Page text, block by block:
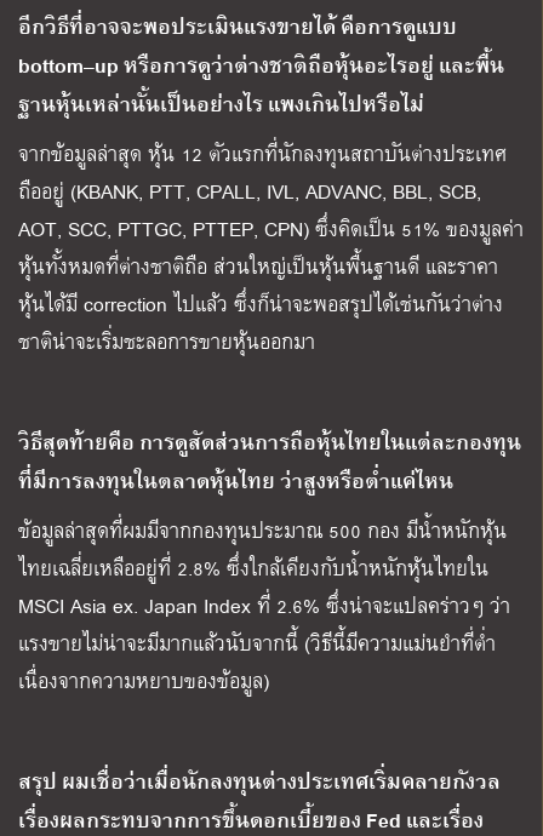
อีกวิธีที่อาจจะพอประเมินแรงขายได้ คือการดูแบบ
bottom–up หรือการดูว่าต่างชาติถือหุ้นอะไรอยู่ และพื้น
ฐานหุ้นเหล่านั้นเป็นอย่างไร แพงเกินไปหรือไม่
จากข้อมูลล่าสุด หุ้น 12 ตัวแรกที่นักลงทุนสถาบันต่างประเทศ
ถืออยู่ (KBANK, PTT, CPALL, IVL, ADVANC, BBL, SCB,
AOT, SCC, PTTGC, PTTEP, CPN) ซึ่งคิดเป็น 51% ของมูลค่า
หุ้นทั้งหมดที่ต่างชาติถือ ส่วนใหญ่เป็นหุ้นพื้นฐานดี และราคา
หุ้นได้มี correction ไปแล้ว ซึ่งก็น่าจะพอสรุปได้เช่นกันว่าต่าง
ชาติน่าจะเริ่มชะลอการขายหุ้นออกมา
วิธีสุดท้ายคือ การดูสัดส่วนการถือหุ้นไทยในแต่ละกองทุน
ที่มีการลงทุนในตลาดหุ้นไทย ว่าสูงหรือต่ำแค่ไหน
ข้อมูลล่าสุดที่ผมมีจากกองทุนประมาณ 500 กอง มีน้ำหนักหุ้น
ไทยเฉลี่ยเหลืออยู่ที่ 2.8% ซึ่งใกล้เคียงกับน้ำหนักหุ้นไทยใน
MSCI Asia ex. Japan Index ที่ 2.6% ซึ่งน่าจะแปลคร่าวๆ ว่า
แรงขายไม่น่าจะมีมากแล้วนับจากนี้ (วิธีนี้มีความแม่นยำที่ต่ำ
เนื่องจากความหยาบของข้อมูล)
สรุป ผมเชื่อว่าเมื่อนักลงทุนต่างประเทศเริ่มคลายกังวล
เรื่องผลกระทบจากการขึ้นดอกเบี้ยของ Fed และเรื่อง